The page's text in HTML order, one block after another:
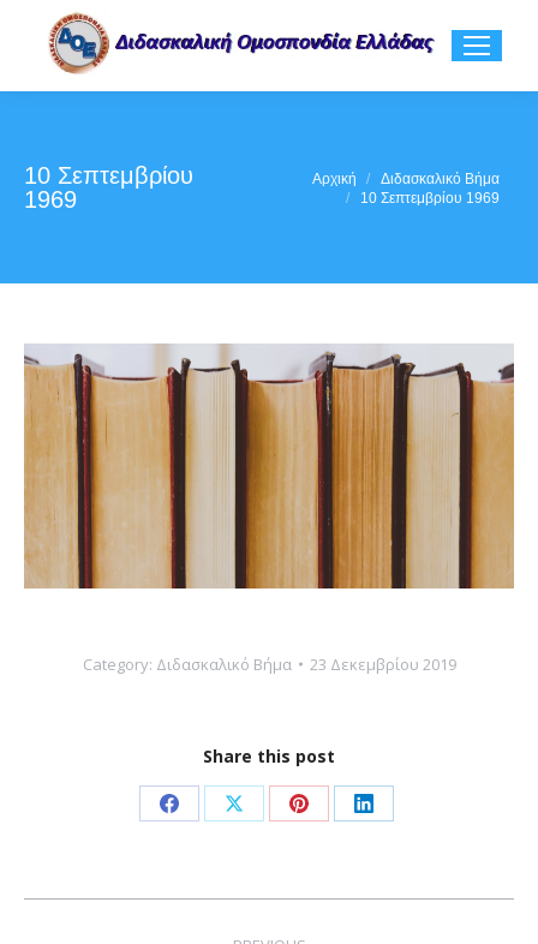
10 Σεπτεμβρίου
1969
Αρχική
Διδασκαλικό Βήμα
10 Σεπτεμβρίου 1969
Category: Διδασκαλικό Βήμα 23 Δεκεμβρίου 2019
Share this post
Share
Facebook
Share
X
Share
Pinterest
Share
LinkedIn